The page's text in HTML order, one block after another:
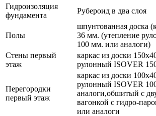
Гидроизоляция
фундамента
Рубероид в два слоя
Полы
шпунтованная доска
36 мм. (утепление
100 мм. или аналоги)
Стены первый
этаж
каркас из доски
рулонный ISOVER
Перегородки
первый этаж
каркас из доски
рулонный ISOVER
аналоги,обшитый с
вагонкой с гидро-
или аналоги